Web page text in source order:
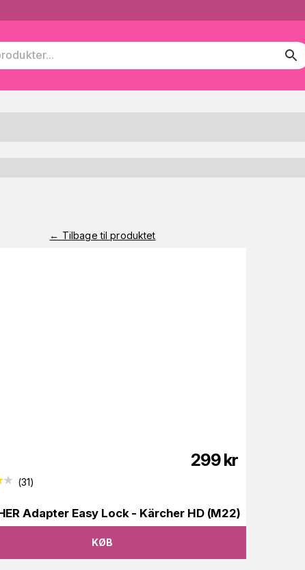
← Tilbage til produktet
299kr
(31)
Adapter Easy Lock - Kärcher HD (M22)
KØB